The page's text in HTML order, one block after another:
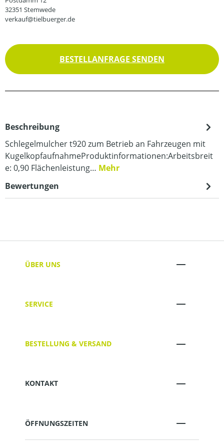
32351 Stemwede
verkauf@tielbuerger.de
BESTELLANFRAGE SENDEN
Beschreibung
Schlegelmulcher t920 zum Betrieb an Fahrzeugen mit
KugelkopfaufnahmeProduktinformationen:Arbeitsbreit
e: 0,90 Flächenleistung… Mehr
Bewertungen
ÜBER UNS
SERVICE
BESTELLUNG & VERSAND
KONTAKT
ÖFFNUNGSZEITEN